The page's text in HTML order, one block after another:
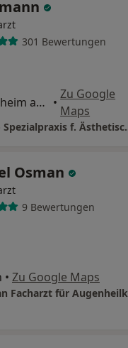
301 Bewertungen
Wickerer Str. 8-10, Flörsheim am Main •
Zu Google
Maps
Ambulante
Osman
9 Bewertungen
• Zu Google Maps